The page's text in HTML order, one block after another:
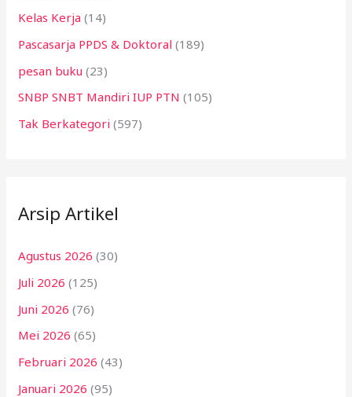
Kelas Kerja (14)
Pascasarja PPDS & Doktoral (189)
pesan buku (23)
SNBP SNBT Mandiri IUP PTN (105)
Tak Berkategori (597)
Arsip Artikel
Agustus 2026 (30)
Juli 2026 (125)
Juni 2026 (76)
Mei 2026 (65)
Februari 2026 (43)
Januari 2026 (95)